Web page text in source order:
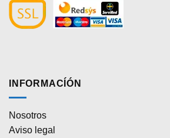
INFORMACÍÓN
Nosotros
Aviso legal